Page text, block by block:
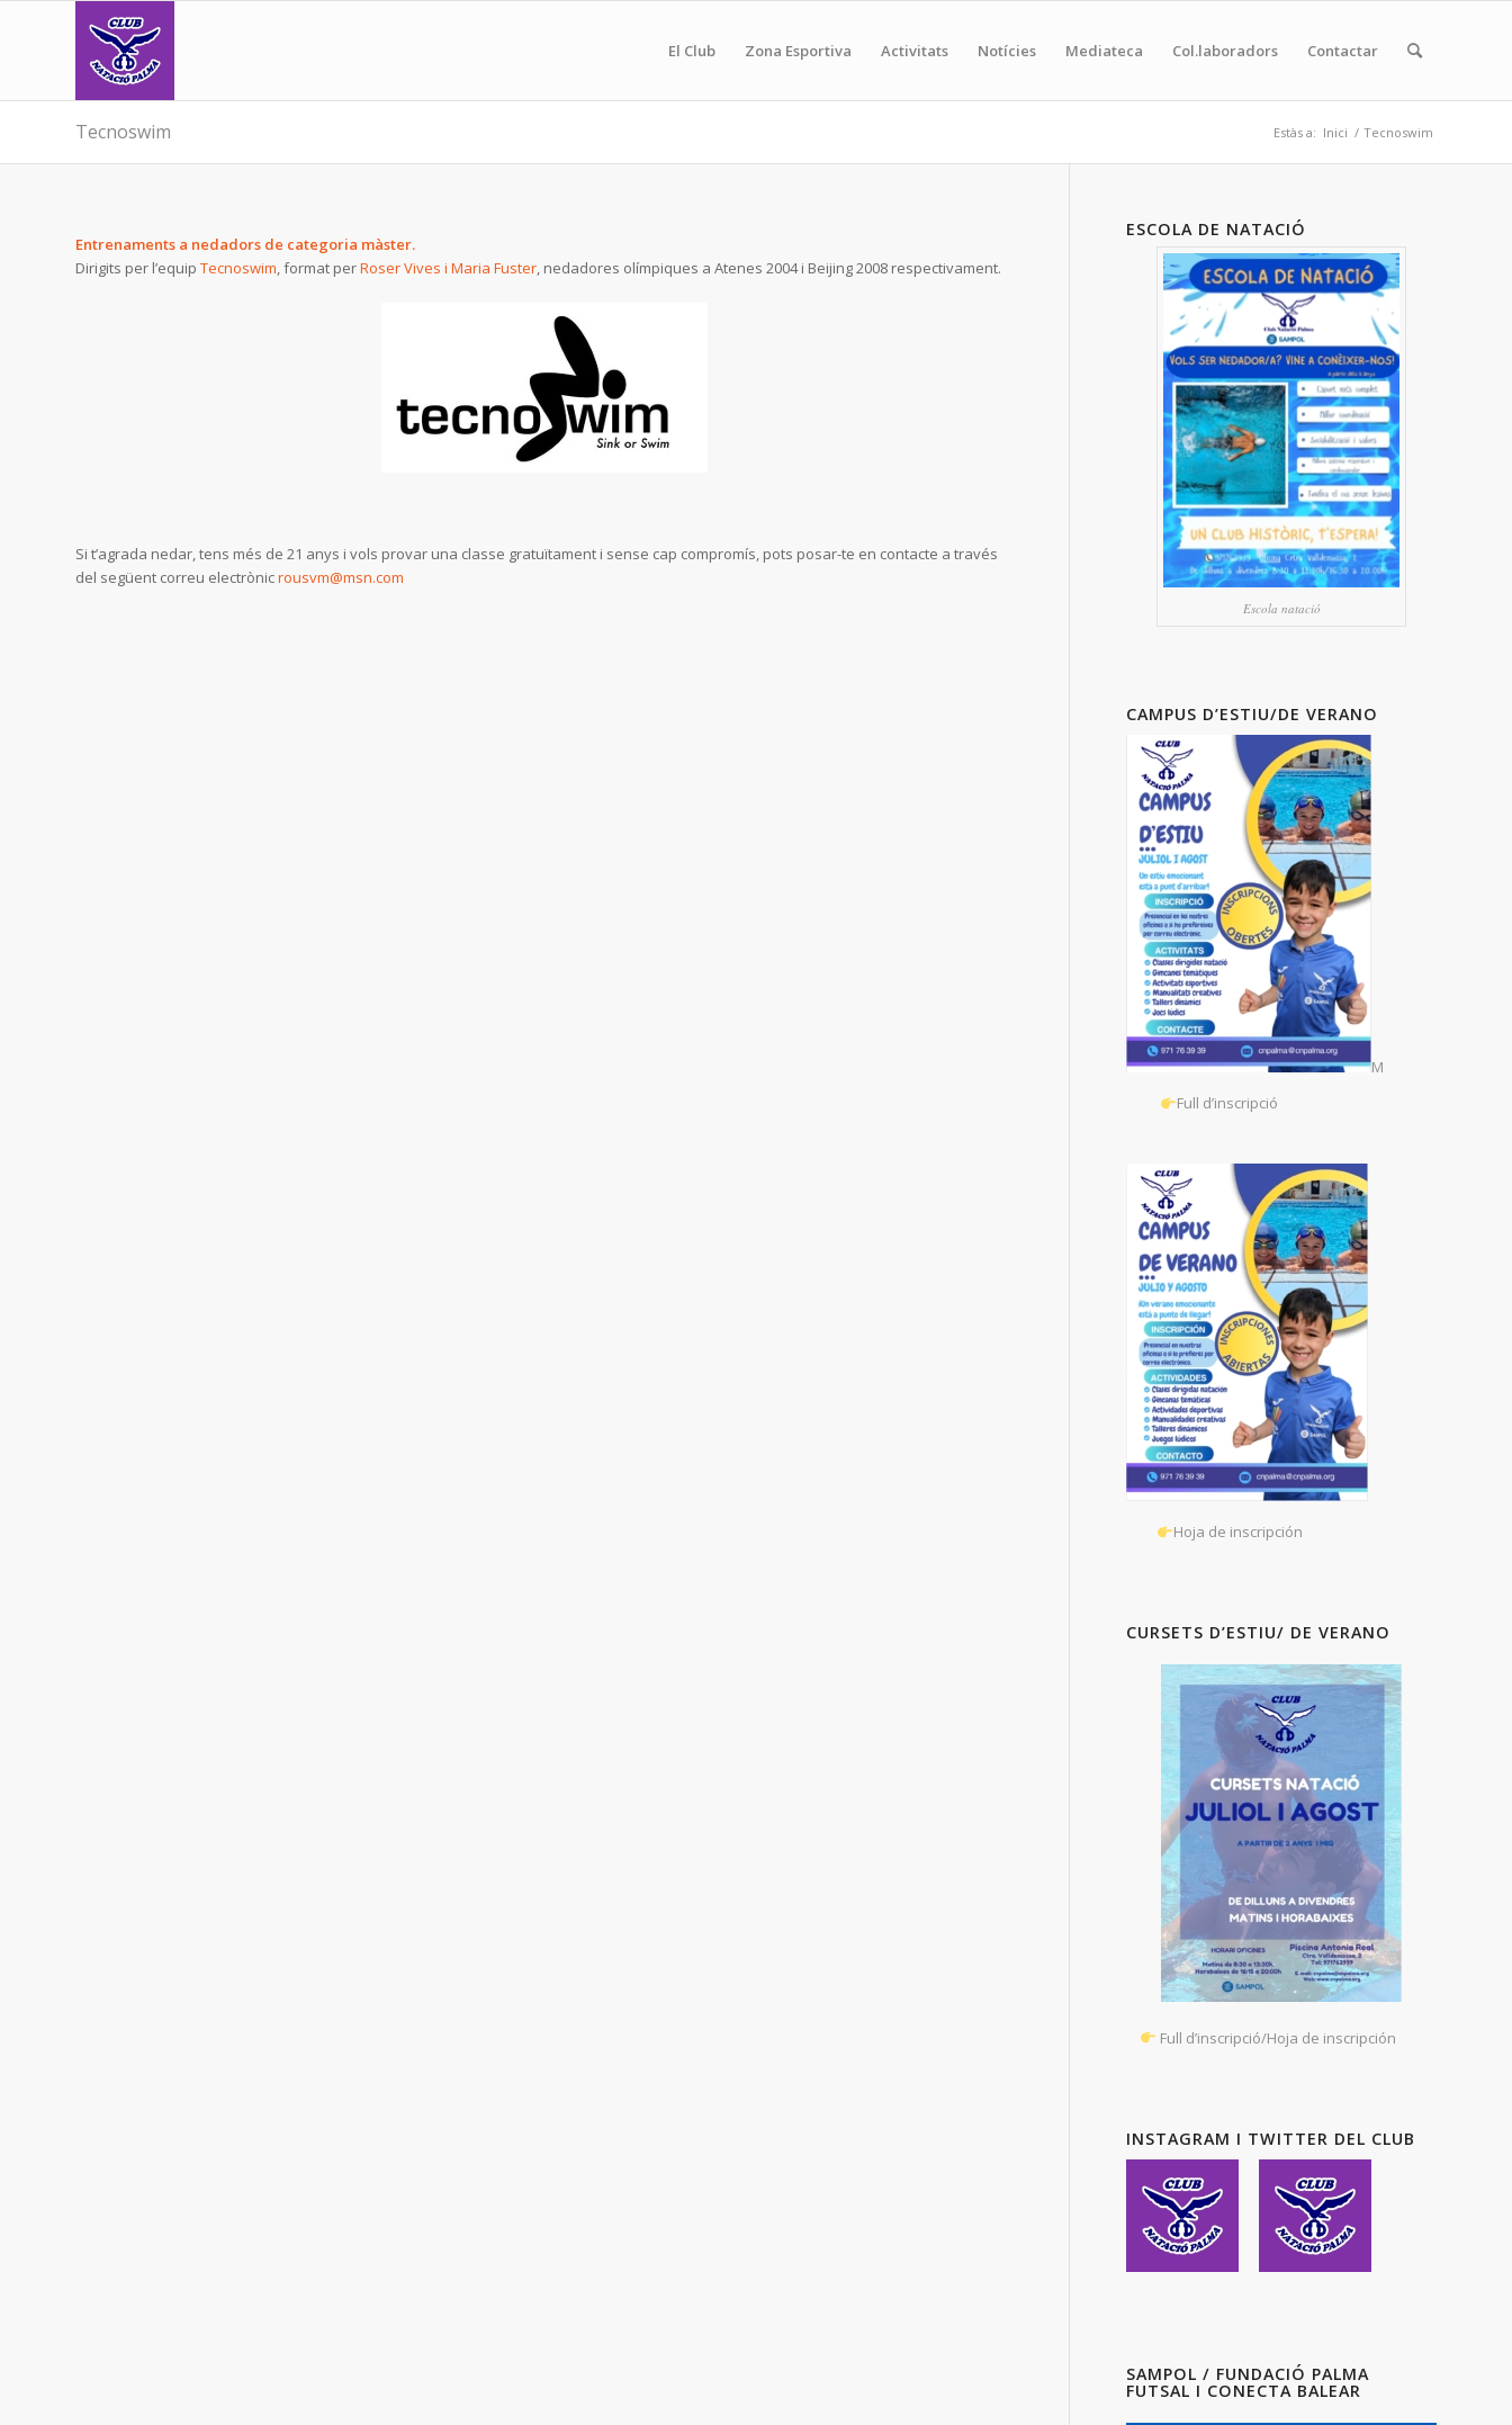
El Club Zona Esportiva Activitats Notícies Mediateca Col.laboradors Contactar
Tecnoswim Estàs a: Inici / Tecnoswim
Entrenaments a nedadors de categoria màster.
Dirigits per l’equip Tecnoswim, format perRoser Vives i Maria Fuster, nedadores olímpiques a Atenes 2004 i Beijing 2008 respectivament.
Si t’agrada nedar, tens més de 21 anys i vols provar una classe gratuïtament i sense cap compromís, pots posar-te en contacte a través
del següent correu electrònicrousvm@msn.com
ESCOLA DE NATACIÓ
Escola natació
CAMPUS D’ESTIU/DE VERANO
M
Full d’inscripció
Hoja de inscripción
CURSETS D’ESTIU/ DE VERANO
Full d’inscripció/Hoja de inscripción
INSTAGRAM I TWITTER DEL CLUB
SAMPOL / FUNDACIÓ PALMA
FUTSAL I CONECTA BALEAR